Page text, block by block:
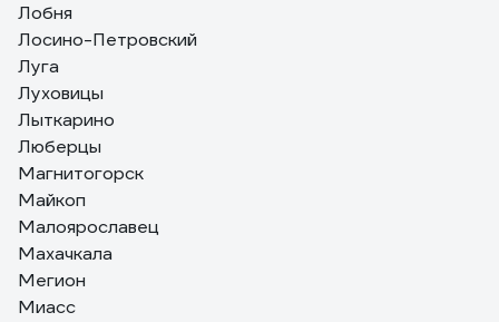
Лобня
Лосино-Петровский
Луга
Луховицы
Лыткарино
Люберцы
Магнитогорск
Майкоп
Малоярославец
Махачкала
Мегион
Миасс